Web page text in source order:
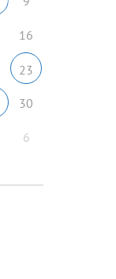
16
23
30
6